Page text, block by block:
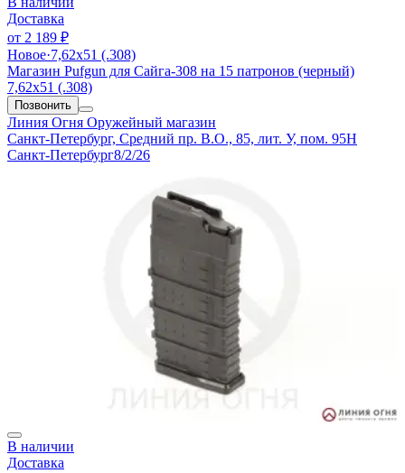
Доставка
от 2 189 ₽
Новое·7,62х51 (.308)
Магазин Pufgun для Сайга-308 на 15 патронов (черный)
7,62х51 (.308)
Позвонить
Линия Огня Оружейный магазин
Санкт-Петербург, Средний пр. В.О., 85, лит. У, пом. 95Н
Санкт-Петербург8/2/26
В наличии
Доставка